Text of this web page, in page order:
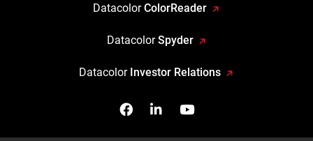
DatacolorColorReader
DatacolorSpyder
Datacolor Investor Relations
FacebookSiga-nos no Linkedin
Assista-nos no